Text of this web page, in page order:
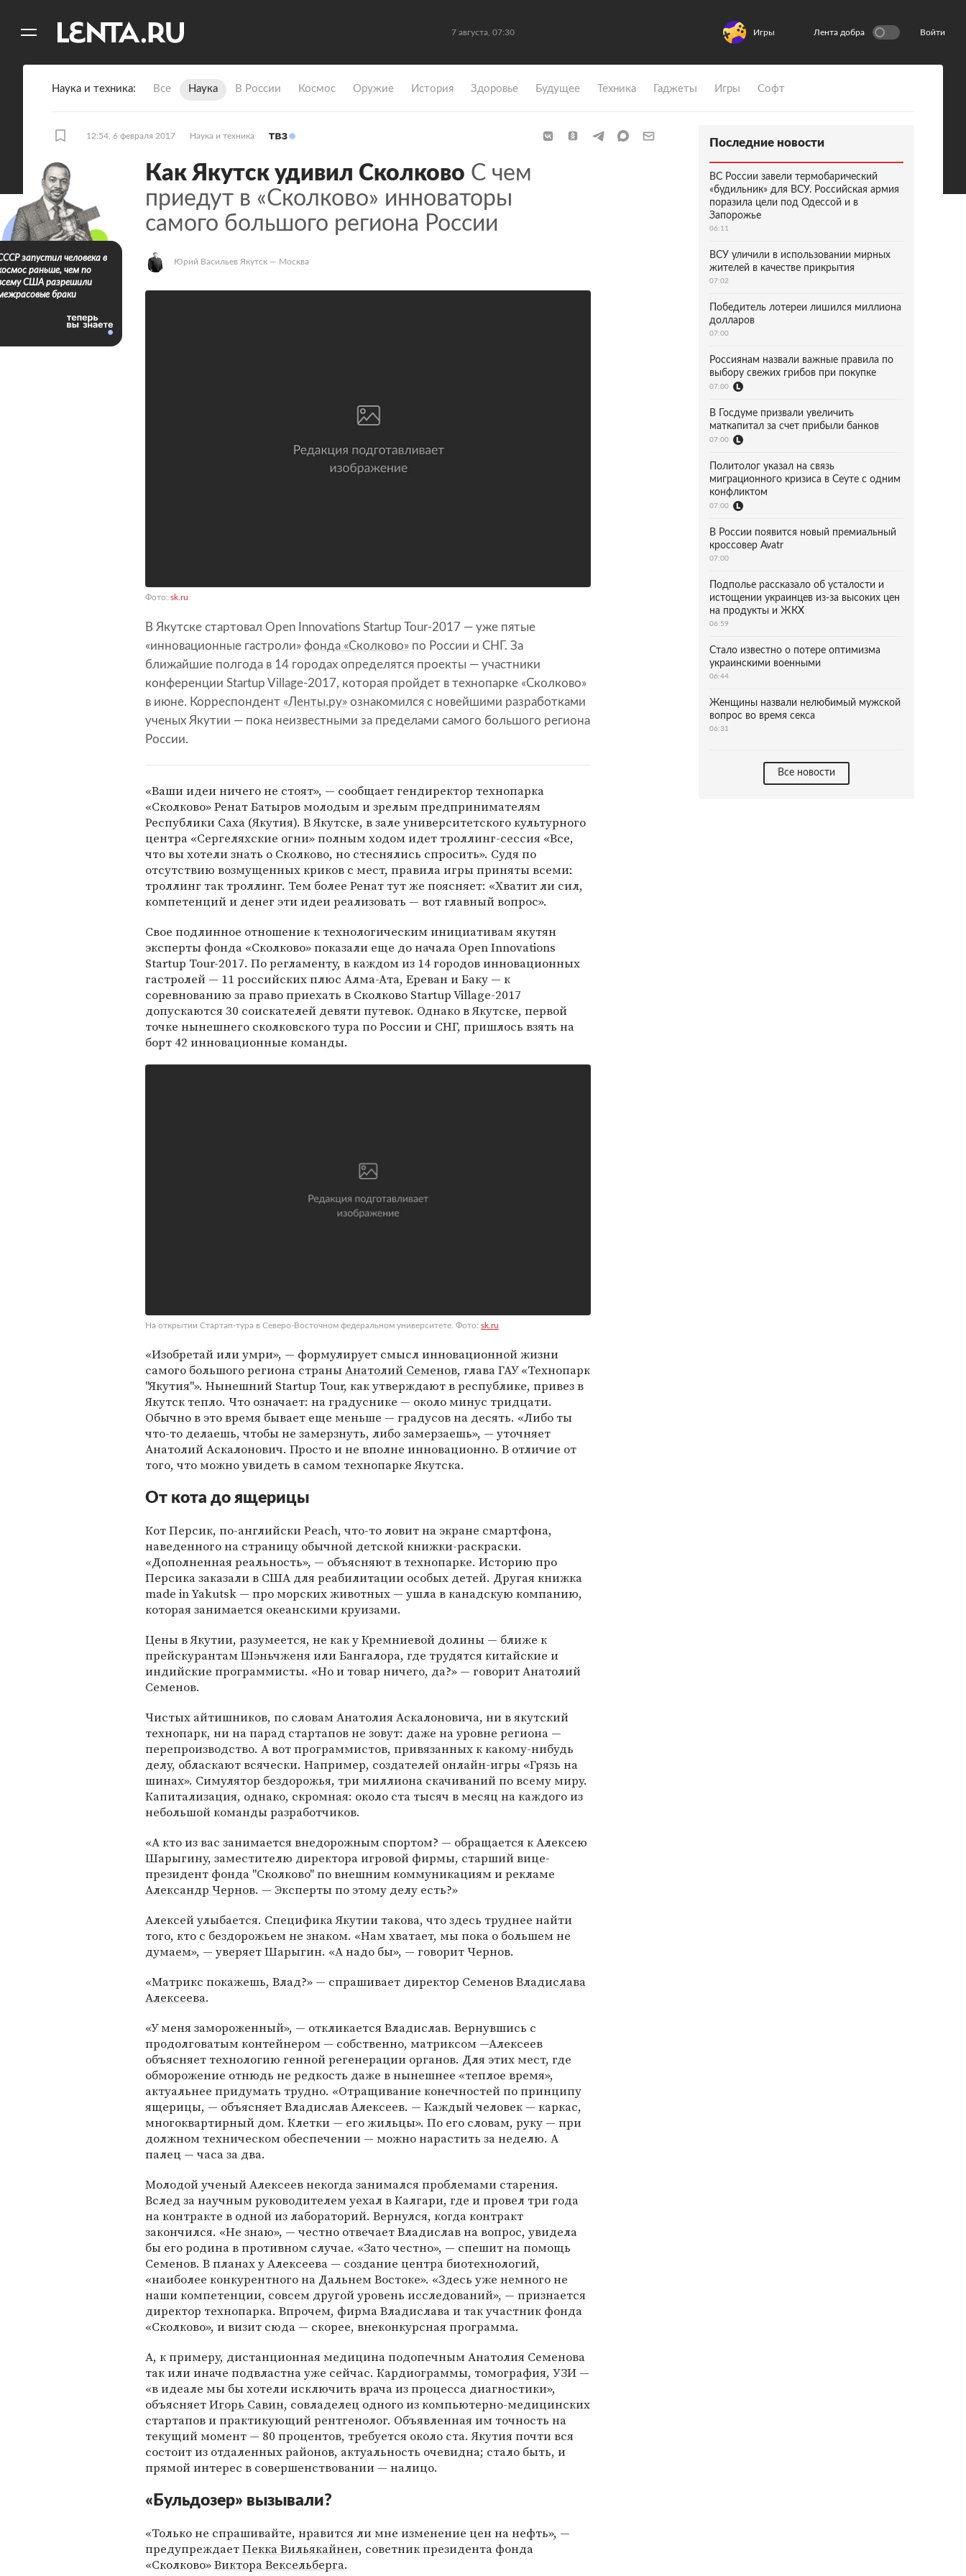
7 августа, 07:30 Игры Лента добра Войти
Наука и техника Все Наука В России Космос Оружие История Здоровье Будущее Техника Гаджеты Игры Софт
12:54, 6 февраля 2017 Наука и техника
Как Якутск удивил Сколково С чем
приедут в «Сколково» инноваторы
самого большого региона России
Юрий Васильев Якутск — Москва
Фото: sk.ru
В Якутске стартовал Open Innovations Startup Tour-2017 — уже пятые
«инновационные гастроли» фонда «Сколково» по России и СНГ. За
ближайшие полгода в 14 городах определятся проекты — участники
конференции Startup Village-2017, которая пройдет в технопарке «Сколково»
в июне. Корреспондент «Ленты.ру» ознакомился с новейшими разработками
ученых Якутии — пока неизвестными за пределами самого большого региона
России.
«Ваши идеи ничего не стоят», — сообщает гендиректор технопарка
«Сколково» Ренат Батыров молодым и зрелым предпринимателям
Республики Саха (Якутия). В Якутске, в зале университетского культурного
центра «Сергеляхские огни» полным ходом идет троллинг-сессия «Все,
что вы хотели знать о Сколково, но стеснялись спросить». Судя по
отсутствию возмущенных криков с мест, правила игры приняты всеми:
троллинг так троллинг. Тем более Ренат тут же поясняет: «Хватит ли сил,
компетенций и денег эти идеи реализовать — вот главный вопрос».
Свое подлинное отношение к технологическим инициативам якутян
эксперты фонда «Сколково» показали еще до начала Open Innovations
Startup Tour-2017. По регламенту, в каждом из 14 городов инновационных
гастролей — 11 российских плюс Алма-Ата, Ереван и Баку — к
соревнованию за право приехать в Сколково Startup Village-2017
допускаются 30 соискателей девяти путевок. Однако в Якутске, первой
точке нынешнего сколковского тура по России и СНГ, пришлось взять на
борт 42 инновационные команды.
На открытии Стартап-тура в Северо-Восточном федеральном университете. Фото: sk.ru
«Изобретай или умри», — формулирует смысл инновационной жизни
самого большого региона страныАнатолий Семенов, глава ГАУ «Технопарк
"Якутия"». Нынешний Startup Tour, как утверждают в республике, привез в
Якутск тепло. Что означает: на градуснике — около минус тридцати.
Обычно в это время бывает еще меньше — градусов на десять. «Либо ты
что-то делаешь, чтобы не замерзнуть, либо замерзаешь», — уточняет
Анатолий Аскалонович. Просто и не вполне инновационно. В отличие от
того, что можно увидеть в самом технопарке Якутска.
От кота до ящерицы
Кот Персик, по-английски Peach, что-то ловит на экране смартфона,
наведенного на страницу обычной детской книжки-раскраски.
«Дополненная реальность», — объясняют в технопарке. Историю про
Персика заказали в США для реабилитации особых детей. Другая книжка
made in Yakutsk — про морских животных — ушла в канадскую компанию,
которая занимается океанскими круизами.
Цены в Якутии, разумеется, не как у Кремниевой долины — ближе к
прейскурантам Шэньчженя или Бангалора, где трудятся китайские и
индийские программисты. «Но и товар ничего, да?» — говорит Анатолий
Семенов.
Чистых айтишников, по словам Анатолия Аскалоновича, ни в якутский
технопарк, ни на парад стартапов не зовут: даже на уровне региона —
перепроизводство. А вот программистов, привязанных к какому-нибудь
делу, обласкают всячески. Например, создателей онлайн-игры «Грязь на
шинах». Симулятор бездорожья, три миллиона скачиваний по всему миру.
Капитализация, однако, скромная: около ста тысяч в месяц на каждого из
небольшой команды разработчиков.
«А кто из вас занимается внедорожным спортом? — обращается к Алексею
Шарыгину, заместителю директора игровой фирмы, старший вице-
президент фонда "Сколково" по внешним коммуникациям и рекламе
Александр Чернов. — Эксперты по этому делу есть?»
Алексей улыбается. Специфика Якутии такова, что здесь труднее найти
того, кто с бездорожьем не знаком. «Нам хватает, мы пока о большем не
думаем», — уверяет Шарыгин. «А надо бы», — говорит Чернов.
«Матрикс покажешь, Влад?» — спрашивает директор СеменовВладислава
Алексеева.
«У меня замороженный», — откликается Владислав. Вернувшись с
продолговатым контейнером — собственно, матриксом —Алексеев
объясняет технологию генной регенерации органов. Для этих мест, где
обморожение отнюдь не редкость даже в нынешнее «теплое время»,
актуальнее придумать трудно. «Отращивание конечностей по принципу
ящерицы, — объясняет Владислав Алексеев. — Каждый человек — каркас,
многоквартирный дом. Клетки — его жильцы». По его словам, руку — при
должном техническом обеспечении — можно нарастить за неделю. А
палец — часа за два.
Молодой ученый Алексеев некогда занимался проблемами старения.
Вслед за научным руководителем уехал в Калгари, где и провел три года
на контракте в одной из лабораторий. Вернулся, когда контракт
закончился. «Не знаю», — честно отвечает Владислав на вопрос, увидела
бы его родина в противном случае. «Зато честно», — спешит на помощь
Семенов. В планах у Алексеева — создание центра биотехнологий,
«наиболее конкурентного на Дальнем Востоке». «Здесь уже немного не
наши компетенции, совсем другой уровень исследований», — признается
директор технопарка. Впрочем, фирма Владислава и так участник фонда
«Сколково», и визит сюда — скорее, внеконкурсная программа.
А, к примеру, дистанционная медицина подопечным Анатолия Семенова
так или иначе подвластна уже сейчас. Кардиограммы, томография, УЗИ —
«в идеале мы бы хотели исключить врача из процесса диагностики»,
объясняетИгорь Савин, совладелец одного из компьютерно-медицинских
стартапов и практикующий рентгенолог. Объявленная им точность на
текущий момент — 80 процентов, требуется около ста. Якутия почти вся
состоит из отдаленных районов, актуальность очевидна; стало быть, и
прямой интерес в совершенствовании — налицо.
«Бульдозер» вызывали?
«Только не спрашивайте, нравится ли мне изменение цен на нефть», —
предупреждаетПекка Вильякайнен, советник президента фонда
«Сколково»Виктора Вексельберга.
запустил человека в
раньше, чем по
США разрешили
браки
Последние новости
ВС России завели термобарический
«будильник» для ВСУ. Российская армия
поразила цели под Одессой и в
Запорожье
06:11
ВСУ уличили в использовании мирных
жителей в качестве прикрытия
07:02
Победитель лотереи лишился миллиона
долларов
07:00
Россиянам назвали важные правила по
выбору свежих грибов при покупке
07:00
В Госдуме призвали увеличить
маткапитал за счет прибыли банков
07:00
Политолог указал на связь
миграционного кризиса в Сеуте с одним
конфликтом
07:00
В России появится новый премиальный
кроссовер Avatr
07:00
Подполье рассказало об усталости и
истощении украинцев из-за высоких цен
на продукты и ЖКХ
06:59
Стало известно о потере оптимизма
украинскими военными
06:44
Женщины назвали нелюбимый мужской
вопрос во время секса
06:31
Все новости